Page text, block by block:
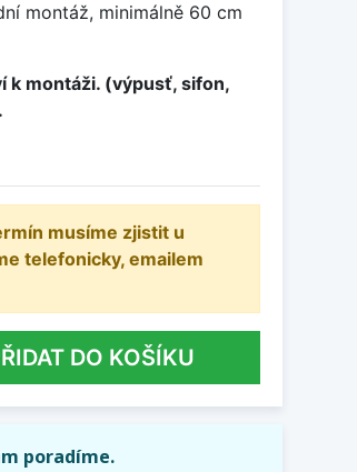
montáž, minimálně 60 cm
k montáži. (výpusť, sifon,
musíme zjistit u
telefonicky, emailem
DO KOŠÍKU
poradíme.